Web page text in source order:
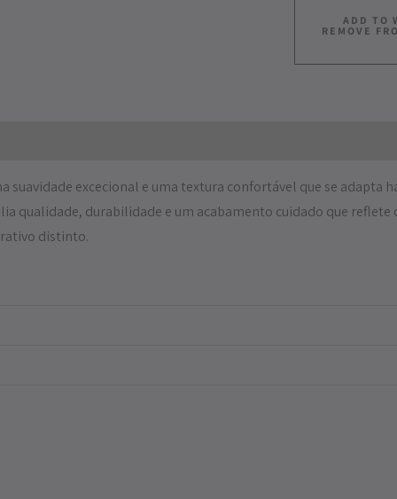
ADD TO
REMOVE
suavidade excecional e uma textura confortável que se adapta
qualidade, durabilidade e um acabamento cuidado que reflete
distinto.